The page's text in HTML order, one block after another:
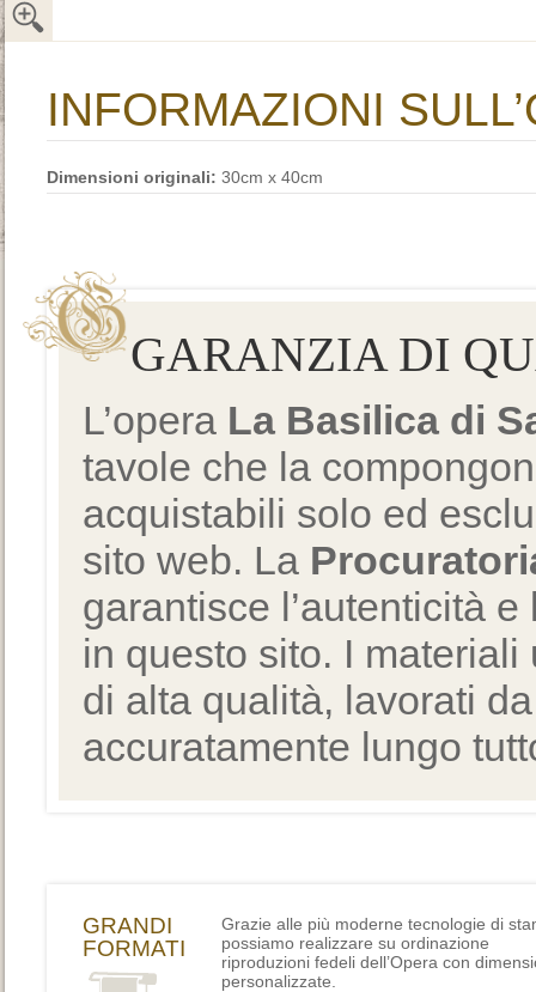
INFORMAZIONI
Dimensioni originali: 30cm x 40cm
GARANZIA DI
L’opera La Basilica di
tavole che la
acquistabili solo ed
sito web. La
garantisce l’autenticità
in questo sito. I
di alta qualità, lavorati
accuratamente lungo
GRANDI
FORMATI
Grazie alle più moderne tecnologie di
possiamo realizzare su ordinazione
riproduzioni fedeli dell’Opera con
personalizzate.